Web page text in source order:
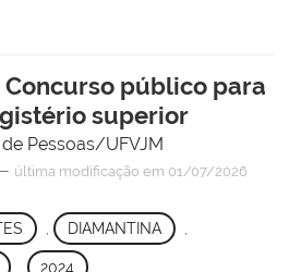
público para
superior
Pessoas/UFVJM
última modificação em 01/07/2026
DIAMANTINA
2024